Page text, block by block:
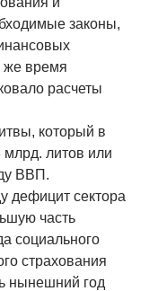
законы,
же время
расчеты
который в
млрд. литов или
ВВП.
дефицит сектора
часть
социального
страхования
нынешний год